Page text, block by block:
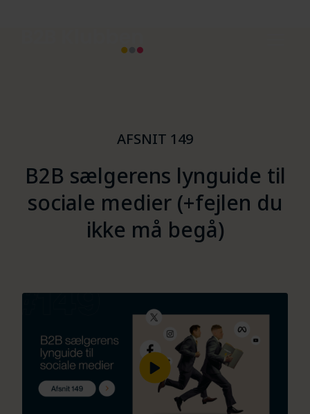
AFSNIT 149
B2B sælgerens lynguide til
sociale medier (+fejlen du
ikke må begå)